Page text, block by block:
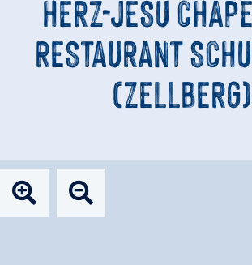
HERZ-JESU
RESTAURANT
(ZELLBERG)